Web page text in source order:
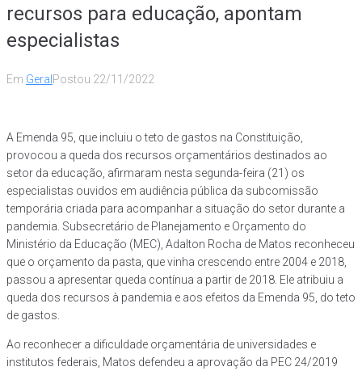
recursos para educação, apontam
especialistas
Em Geral Postou 22/11/2022
A Emenda 95, que incluiu o teto de gastos na Constituição,
provocou a queda dos recursos orçamentários destinados ao
setor da educação, afirmaram nesta segunda-feira (21) os
especialistas ouvidos em audiência pública da subcomissão
temporária criada para acompanhar a situação do setor durante a
pandemia. Subsecretário de Planejamento e Orçamento do
Ministério da Educação (MEC), Adalton Rocha de Matos reconheceu
que o orçamento da pasta, que vinha crescendo entre 2004 e 2018,
passou a apresentar queda contínua a partir de 2018. Ele atribuiu a
queda dos recursos à pandemia e aos efeitos da Emenda 95, do teto
de gastos.
Ao reconhecer a dificuldade orçamentária de universidades e
institutos federais, Matos defendeu a aprovação da PEC 24/2019